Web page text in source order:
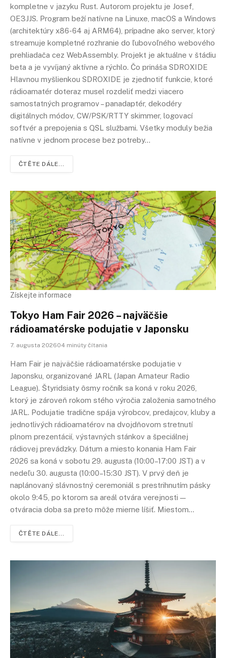
kompletne v jazyku Rust. Autorom projektu je Josef,
OE3JJS. Program beží natívne na Linuxe, macOS a Windows
(architektúry x86-64 aj ARM64), prípadne ako server, ktorý
streamuje kompletné rozhranie do ľubovoľného webového
prehliadača cez WebAssembly. Projekt je aktuálne v štádiu
beta a je vyvíjaný aktívne a rýchlo. Čo prináša SDROXIDE
Hlavnou myšlienkou SDROXIDE je zjednotiť funkcie, ktoré
rádioamatér doteraz musel rozdeliť medzi viacero
samostatných programov – panadaptér, dekodéry
digitálnych módov, CW/PSK/RTTY skimmer, logovací
softvér a prepojenia s QSL službami. Všetky moduly bežia
natívne v jednom procese bez potreby…
ČTĚTE DÁLE...
Získejte informace
Tokyo Ham Fair 2026 – najväčšie
rádioamatérske podujatie v Japonsku
7. augusta 202604 minúty čítania
Ham Fair je najväčšie rádioamatérske podujatie v
Japonsku, organizované JARL (Japan Amateur Radio
League). Štyridsiaty ôsmy ročník sa koná v roku 2026,
ktorý je zároveň rokom stého výročia založenia samotného
JARL. Podujatie tradične spája výrobcov, predajcov, kluby a
jednotlivých rádioamatérov na dvojdňovom stretnutí
plnom prezentácií, výstavných stánkov a špeciálnej
rádiovej prevádzky. Dátum a miesto konania Ham Fair
2026 sa koná v sobotu 29. augusta (10:00–17:00 JST) a v
nedeľu 30. augusta (10:00–15:30 JST). V prvý deň je
naplánovaný slávnostný ceremoniál s prestrihnutím pásky
okolo 9:45, po ktorom sa areál otvára verejnosti —
otváracia doba sa preto môže mierne líšiť. Miestom…
ČTĚTE DÁLE...